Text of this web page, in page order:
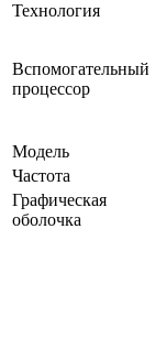
Технология
Вспомогательный
процессор
Модель
Частота
Графическая
оболочка